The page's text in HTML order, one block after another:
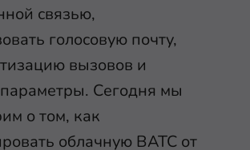
связью,
голосовую почту,
вызовов и
Сегодня мы
о том, как
облачную ВАТС от